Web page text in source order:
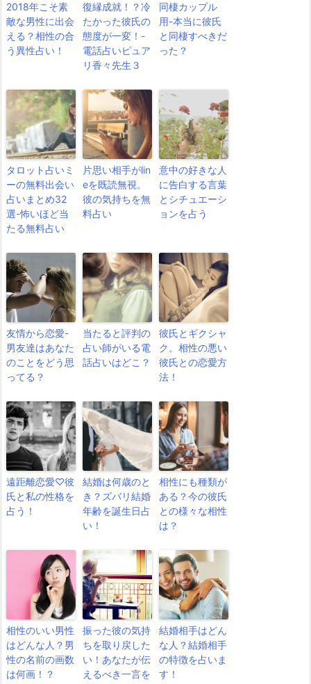
2018年こそ素
敵な男性に出会
える？相性の合
う異性占い！
復縁成就！？冷
たかった彼氏の
態度が一変！-
電話占いピュア
リ香々先生３
同棲カップル
用-本当に彼氏
と同棲すべきだ
った？
タロット占いミ
ーの無料出会い
占いまとめ32
選-怖いほど当
たる無料占い
片思い相手がlin
eを既読無視。
彼の気持ちを無
料占い
意中の好きな人
に告白する言葉
とシチュエーシ
ョンを占う
友情から恋愛-
男友達はあなた
のことをどう思
ってる？
当たると評判の
占い師がいる電
話占いはどこ？
彼氏とギクシャ
ク。相性の悪い
彼氏との恋愛方
法！
遠距離恋愛♡彼
氏と私の性格を
占う！
結婚は何歳のと
き？ズバリ結婚
年齢を誕生日占
い！
相性にも種類が
ある？今の彼氏
との様々な相性
は？
相性のいい男性
はどんな人？男
性の名前の画数
は何画！？
振った彼の気持
ちを取り戻した
い！あなたが伝
えるべき一言を
結婚相手はどん
な人？結婚相手
の特徴を占いま
す！